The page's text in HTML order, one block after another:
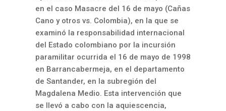
en el caso Masacre del 16 de mayo (Cañas
Cano y otros vs. Colombia), en la que se
examinó la responsabilidad internacional
del Estado colombiano por la incursión
paramilitar ocurrida el 16 de mayo de 1998
en Barrancabermeja, en el departamento
de Santander, en la subregión del
Magdalena Medio. Esta intervención que
se llevó a cabo con la aquiescencia,